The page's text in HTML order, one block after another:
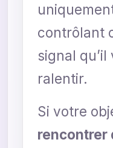
contrôlant
signal
ralentir.
Si votre
rencontrer